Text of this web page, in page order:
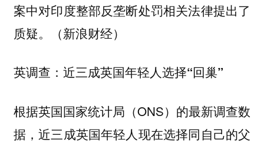
案中对印度整部反垄断处罚相关法律提出了
质疑。（新浪财经）
英调查：近三成英国年轻人选择“回巢”
根据英国国家统计局（ONS）的最新调查数
据，近三成英国年轻人现在选择同自己的父